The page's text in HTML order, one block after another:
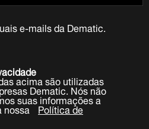
e-mails da Dematic.
acima são utilizadas
Dematic. Nós não
suas informações a
nossa Política de